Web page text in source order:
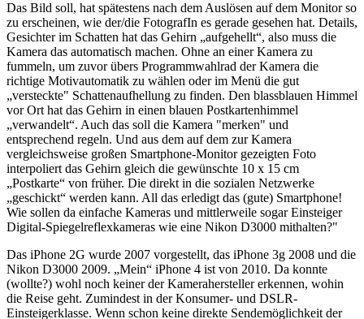
Das Bild soll, hat spätestens nach dem Auslösen auf dem Monitor so
zu erscheinen, wie der/die FotografIn es gerade gesehen hat. Details,
Gesichter im Schatten hat das Gehirn „aufgehellt“, also muss die
Kamera das automatisch machen. Ohne an einer Kamera zu
fummeln, um zuvor übers Programmwahlrad der Kamera die
richtige Motivautomatik zu wählen oder im Menü die gut
„versteckte" Schattenaufhellung zu finden. Den blassblauen Himmel
vor Ort hat das Gehirn in einen blauen Postkartenhimmel
„verwandelt“. Auch das soll die Kamera "merken" und
entsprechend regeln. Und aus dem auf dem zur Kamera
vergleichsweise großen Smartphone-Monitor gezeigten Foto
interpoliert das Gehirn gleich die gewünschte 10 x 15 cm
„Postkarte“ von früher. Die direkt in die sozialen Netzwerke
„geschickt“ werden kann. All das erledigt das (gute) Smartphone!
Wie sollen da einfache Kameras und mittlerweile sogar Einsteiger
Digital-Spiegelreflexkameras wie eine Nikon D3000 mithalten?"
Das iPhone 2G wurde 2007 vorgestellt, das iPhone 3g 2008 und die
Nikon D3000 2009. „Mein“ iPhone 4 ist von 2010. Da konnte
(wollte?) wohl noch keiner der Kamerahersteller erkennen, wohin
die Reise geht. Zumindest in der Konsumer- und DSLR-
Einsteigerklasse. Wenn schon keine direkte Sendemöglichkeit der